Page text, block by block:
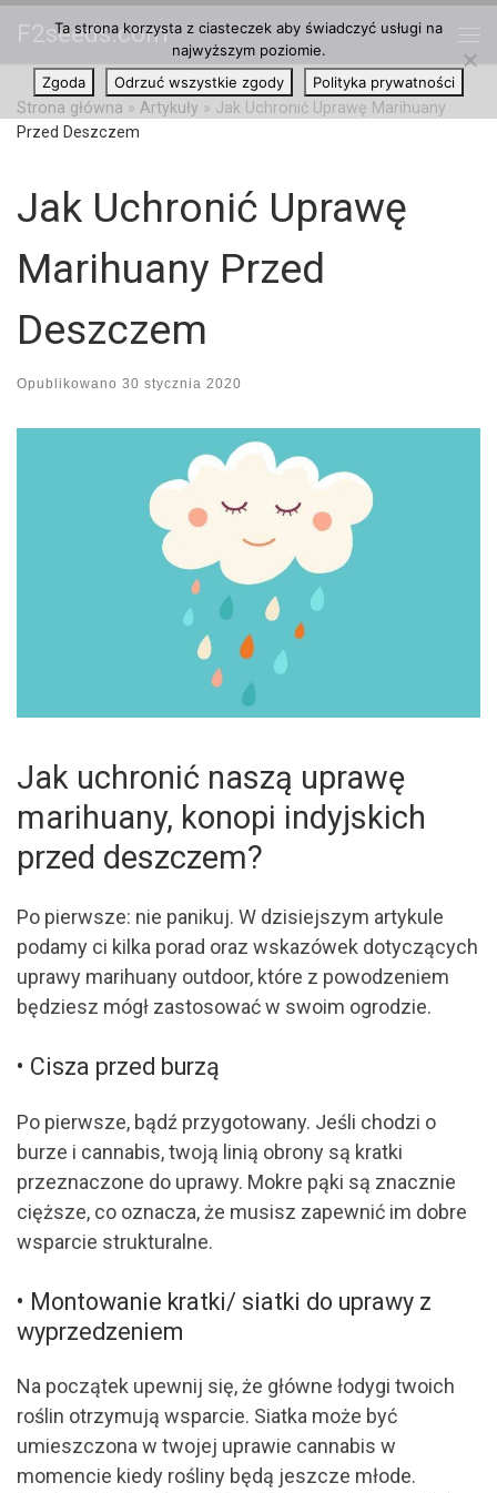
Przejdź do treści
F2seeds.com
Strona główna » Artykuły » Jak Uchronić Uprawę Marihuany
Przed Deszczem
Jak Uchronić Uprawę
Marihuany Przed
Deszczem
Opublikowano 30 stycznia 2020
Jak uchronić naszą uprawę
marihuany, konopi indyjskich
przed deszczem?
Po pierwsze: nie panikuj. W dzisiejszym artykule
podamy ci kilka porad oraz wskazówek dotyczących
uprawy marihuany outdoor, które z powodzeniem
będziesz mógł zastosować w swoim ogrodzie.
• Cisza przed burzą
Po pierwsze, bądź przygotowany. Jeśli chodzi o
burze i cannabis, twoją linią obrony są kratki
przeznaczone do uprawy. Mokre pąki są znacznie
cięższe, co oznacza, że ​​musisz zapewnić im dobre
wsparcie strukturalne.
• Montowanie kratki/ siatki do uprawy z
wyprzedzeniem
Na początek upewnij się, że główne łodygi twoich
roślin otrzymują wsparcie. Siatka może być
umieszczona w twojej uprawie cannabis w
momencie kiedy rośliny będą jeszcze młode.
Ta strona korzysta z ciasteczek aby świadczyć usługi na
najwyższym poziomie.
Zgoda
Odrzuć wszystkie zgody Polityka prywatności